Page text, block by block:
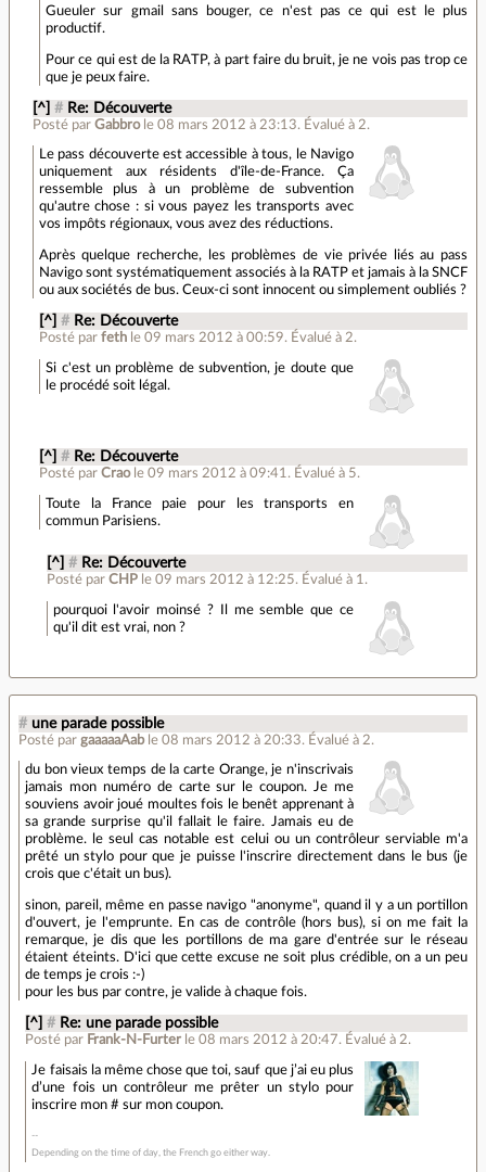
Gueuler sur gmail sans bouger, ce n'est pas ce qui est le plus
productif.
Pour ce qui est de la RATP, à part faire du bruit, je ne vois pas trop ce
que je peux faire.
[^] # Re: Découverte
Posté par Gabbro le 08 mars 2012 à 23:13. Évalué à 2.
Le pass découverte est accessible à tous, le Navigo
uniquement aux résidents d'île-de-France. Ça
ressemble plus à un problème de subvention
qu'autre chose : si vous payez les transports avec
vos impôts régionaux, vous avez des réductions.
Après quelque recherche, les problèmes de vie privée liés au pass
Navigo sont systématiquement associés à la RATP et jamais à la SNCF
ou aux sociétés de bus. Ceux-ci sont innocent ou simplement oubliés ?
[^] # Re: Découverte
Posté parfeth le 09 mars 2012 à 00:59. Évalué à 2.
Si c'est un problème de subvention, je doute que
le procédé soit légal.
[^] # Re: Découverte
Posté parCrao le 09 mars 2012 à 09:41 . Évalué à 5.
Toute la France paie pour les transports en
commun Parisiens.
[^] # Re: Découverte
Posté par CHP le 09 mars 2012 à 12:25. Évalué à 1 .
pourquoi l'avoir moinsé ? Il me semble que ce
qu'il dit est vrai, non ?
# une parade possible
Posté par gaaaaaAab le 08 mars 2012 à 20:33. Évalué à 2.
du bon vieux temps de la carte Orange, je n'inscrivais
jamais mon numéro de carte sur le coupon. Je me
souviens avoir joué moultes fois le benêt apprenant à
sa grande surprise qu'il fallait le faire. Jamais eu de
problème. le seul cas notable est celui ou un contrôleur serviable m'a
prêté un stylo pour que je puisse l'inscrire directement dans le bus (je
crois que c'était un bus).
sinon, pareil, même en passe navigo "anonyme", quand il y a un portillon
d'ouvert, je l'emprunte. En cas de contrôle (hors bus), si on me fait la
remarque, je dis que les portillons de ma gare d'entrée sur le réseau
étaient éteints. D'ici que cette excuse ne soit plus crédible, on a un peu
de temps je crois :-)
pour les bus par contre, je valide à chaque fois.
[^] # Re: une parade possible
Posté par Frank-N-Furter le 08 mars 2012 à 20:47. Évalué à 2.
Je faisais la même chose que toi, sauf que j’ai eu plus
d’une fois un contrôleur me prêter un stylo pour
inscrire mon # sur mon coupon.
Depending on the time of day, the French go either way.